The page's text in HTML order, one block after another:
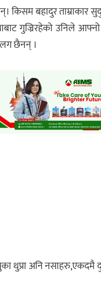
किसम बहादुर ताम्राकार
गुज्रिरहेको उनिले
छैनन् ।
थुप्रा अनि